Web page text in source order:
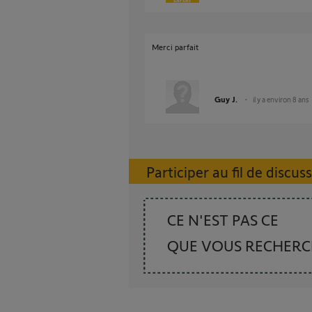
Merci parfait
Guy J. il y a environ 8 ans
Participer au fil de
CE N'EST PAS CE
QUE VOUS